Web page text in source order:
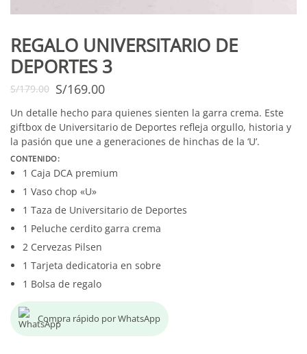
REGALO UNIVERSITARIO DE
DEPORTES 3
S/179.00 S/169.00
Un detalle hecho para quienes sienten la garra crema. Este
giftbox de Universitario de Deportes refleja orgullo, historia y
la pasión que une a generaciones de hinchas de la ‘U’.
CONTENIDO:
1 Caja DCA premium
1 Vaso chop «U»
1 Taza de Universitario de Deportes
1 Peluche cerdito garra crema
2 Cervezas Pilsen
1 Tarjeta dedicatoria en sobre
1 Bolsa de regalo
Compra rápido por WhatsApp